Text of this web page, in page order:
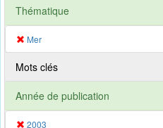
Thématique
Mer
Mots clés
Année de publication
2003